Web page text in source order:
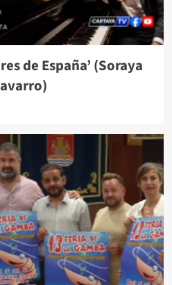
de España’ (Soraya